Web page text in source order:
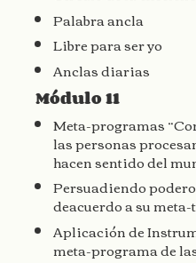
Palabra ancla
Libre para ser yo
Anclas diarias
Módulo 11
Meta-programas
laspersonas
hacensentido del
Persuadiendo
deacuerdo a su
Aplicación de
meta-programa de